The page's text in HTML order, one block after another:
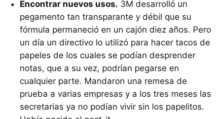
Encontrar nuevos usos. 3M desarrolló un
pegamento tan transparante y débil que su
fórmula permaneció en un cajón diez años. Pero
un día un directivo lo utilizó para hacer tacos de
papeles de los cuales se podían desprender
notas, que a su vez, podrían pegarse en
cualquier parte. Mandaron una remesa de
prueba a varias empresas y a los tres meses las
secretarias ya no podían vivir sin los papelitos.